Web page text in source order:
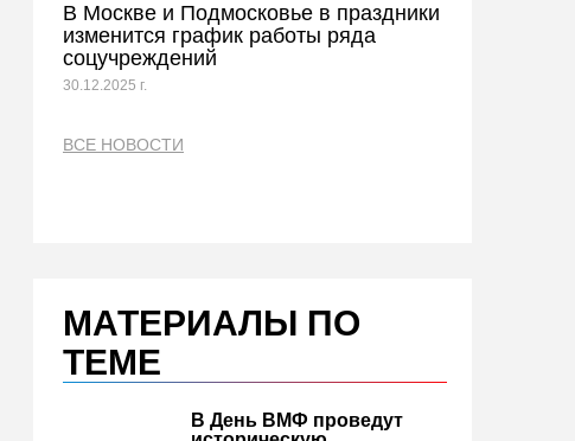
В Москве и Подмосковье в праздники
изменится график работы ряда
соцучреждений
30.12.2025 г.
ВСЕ НОВОСТИ
МАТЕРИАЛЫ ПО
ТЕМЕ
В День ВМФ проведут